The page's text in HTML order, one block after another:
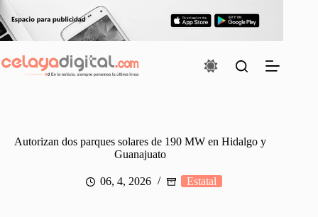
Saltar
al
contenido
Autorizan dos parques solares de 190 MW en Hidalgo y
Guanajuato
06, 4, 2026 Estatal